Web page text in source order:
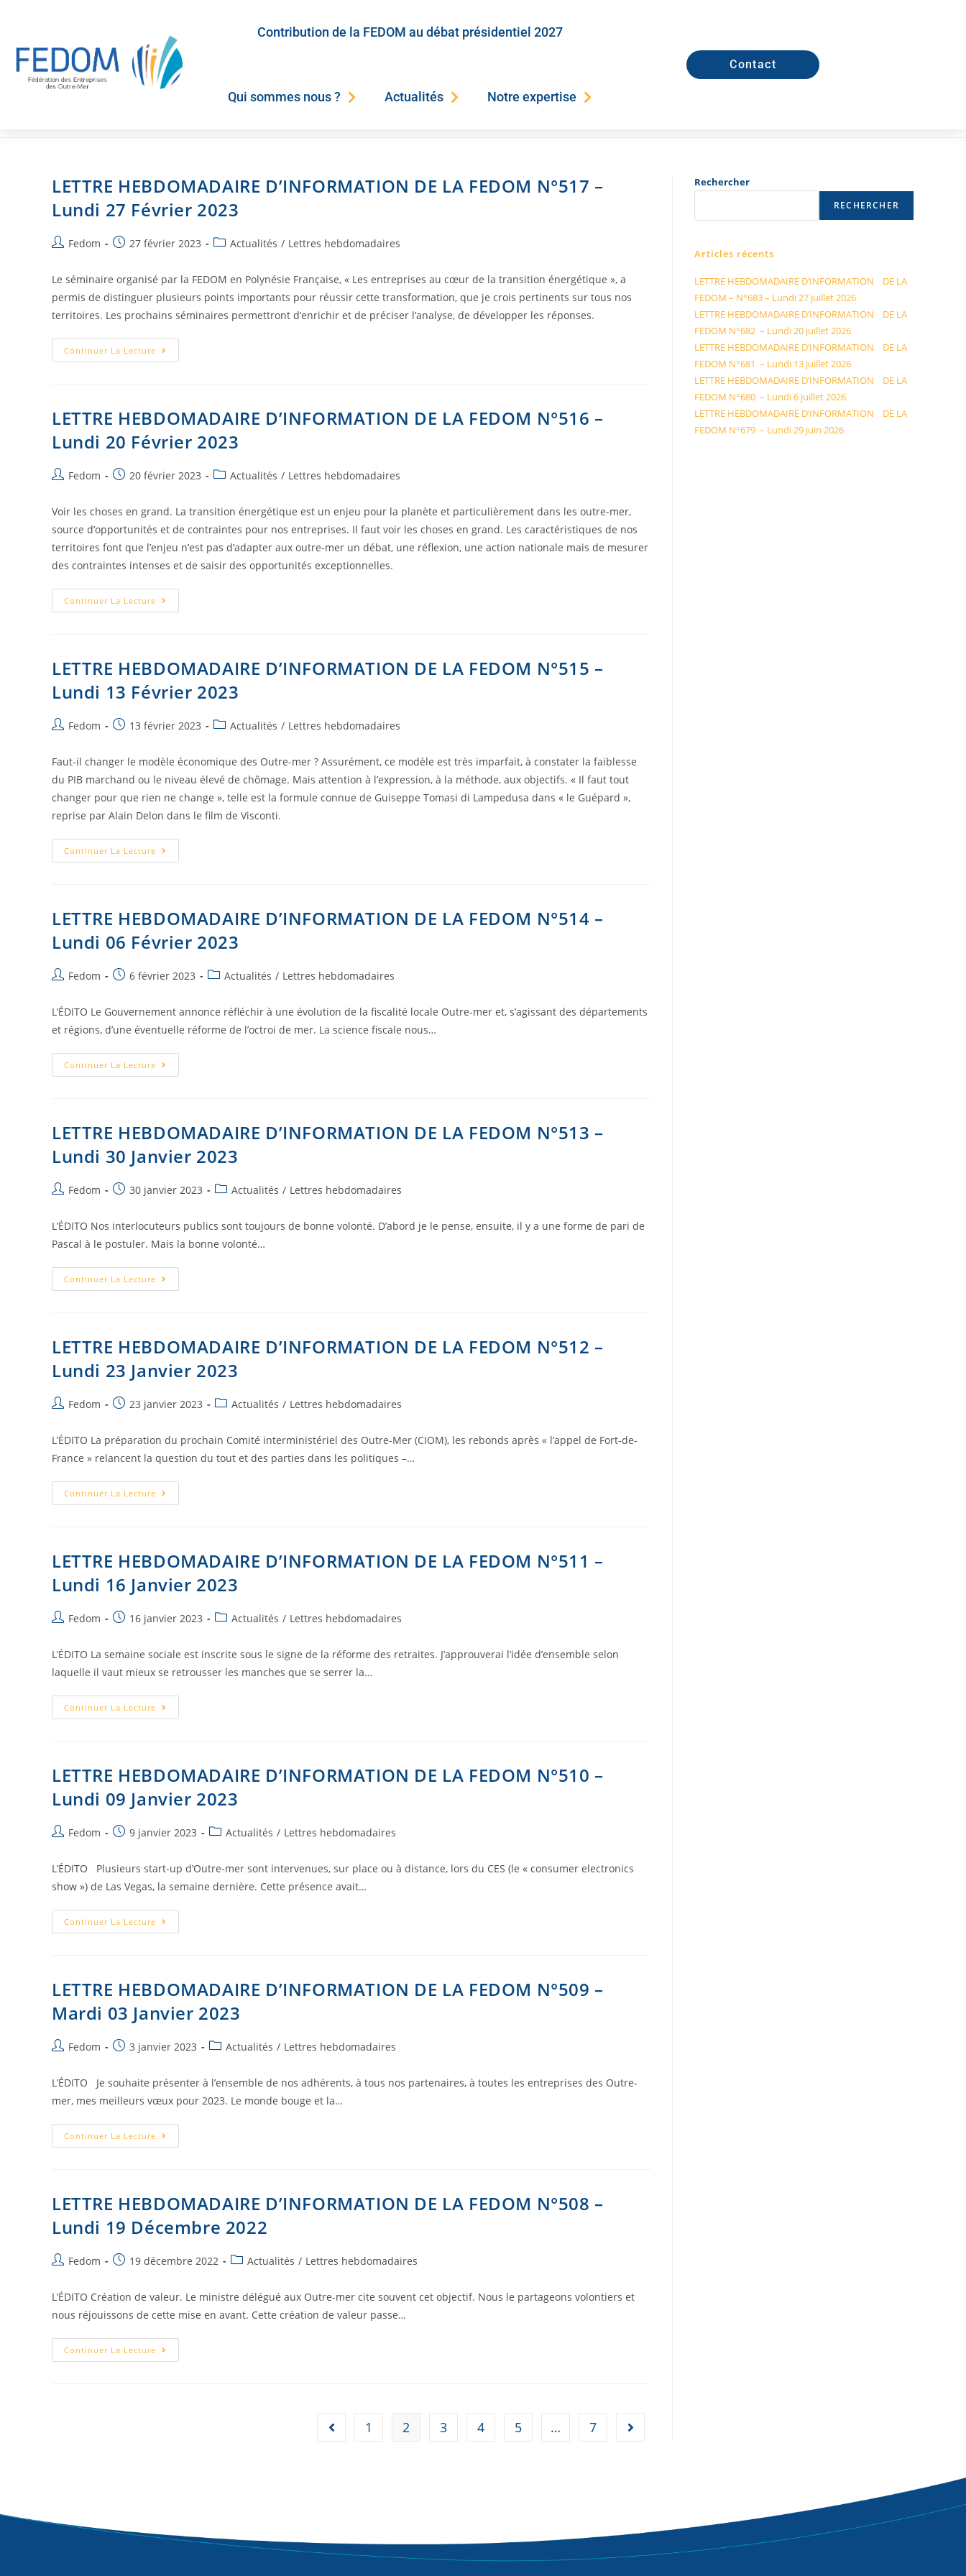
Contribution de la FEDOM au débat présidentiel 2027
Qui sommes nous ? Actualités Notre expertise
Contact
LETTRE HEBDOMADAIRE D’INFORMATION DE LA FEDOM N°517 –
Lundi 27 Février 2023
Fedom 27 février 2023 Actualités / Lettres hebdomadaires
Le séminaire organisé par la FEDOM en Polynésie Française, « Les entreprises au cœur de la transition énergétique », a
permis de distinguer plusieurs points importants pour réussir cette transformation, que je crois pertinents sur tous nos
territoires. Les prochains séminaires permettront d’enrichir et de préciser l’analyse, de développer les réponses.
Continuer La Lecture
LETTRE HEBDOMADAIRE D’INFORMATION DE LA FEDOM N°516 –
Lundi 20 Février 2023
Fedom 20 février 2023 Actualités / Lettres hebdomadaires
Voir les choses en grand. La transition énergétique est un enjeu pour la planète et particulièrement dans les outre-mer,
source d’opportunités et de contraintes pour nos entreprises. Il faut voir les choses en grand. Les caractéristiques de nos
territoires font que l’enjeu n’est pas d’adapter aux outre-mer un débat, une réflexion, une action nationale mais de mesurer
des contraintes intenses et de saisir des opportunités exceptionnelles.
Continuer La Lecture
LETTRE HEBDOMADAIRE D’INFORMATION DE LA FEDOM N°515 –
Lundi 13 Février 2023
Fedom 13 février 2023 Actualités / Lettres hebdomadaires
Faut-il changer le modèle économique des Outre-mer ? Assurément, ce modèle est très imparfait, à constater la faiblesse
du PIB marchand ou le niveau élevé de chômage. Mais attention à l’expression, à la méthode, aux objectifs. « Il faut tout
changer pour que rien ne change », telle est la formule connue de Guiseppe Tomasi di Lampedusa dans « le Guépard »,
reprise par Alain Delon dans le film de Visconti.
Continuer La Lecture
LETTRE HEBDOMADAIRE D’INFORMATION DE LA FEDOM N°514 –
Lundi 06 Février 2023
Fedom 6 février 2023 Actualités / Lettres hebdomadaires
L’ÉDITO Le Gouvernement annonce réfléchir à une évolution de la fiscalité locale Outre-mer et, s’agissant des départements
et régions, d’une éventuelle réforme de l’octroi de mer. La science fiscale nous…
Continuer La Lecture
LETTRE HEBDOMADAIRE D’INFORMATION DE LA FEDOM N°513 –
Lundi 30 Janvier 2023
Fedom 30 janvier 2023 Actualités / Lettres hebdomadaires
L’ÉDITO Nos interlocuteurs publics sont toujours de bonne volonté. D’abord je le pense, ensuite, il y a une forme de pari de
Pascal à le postuler. Mais la bonne volonté…
Continuer La Lecture
LETTRE HEBDOMADAIRE D’INFORMATION DE LA FEDOM N°512 –
Lundi 23 Janvier 2023
Fedom 23 janvier 2023 Actualités / Lettres hebdomadaires
L’ÉDITO La préparation du prochain Comité interministériel des Outre-Mer (CIOM), les rebonds après « l’appel de Fort-de-
France » relancent la question du tout et des parties dans les politiques –…
Continuer La Lecture
LETTRE HEBDOMADAIRE D’INFORMATION DE LA FEDOM N°511 –
Lundi 16 Janvier 2023
Fedom 16 janvier 2023 Actualités / Lettres hebdomadaires
L’ÉDITO La semaine sociale est inscrite sous le signe de la réforme des retraites. J’approuverai l’idée d’ensemble selon
laquelle il vaut mieux se retrousser les manches que se serrer la…
Continuer La Lecture
LETTRE HEBDOMADAIRE D’INFORMATION DE LA FEDOM N°510 –
Lundi 09 Janvier 2023
Fedom 9 janvier 2023 Actualités / Lettres hebdomadaires
L’ÉDITO Plusieurs start-up d’Outre-mer sont intervenues, sur place ou à distance, lors du CES (le « consumer electronics
show ») de Las Vegas, la semaine dernière. Cette présence avait…
Continuer La Lecture
LETTRE HEBDOMADAIRE D’INFORMATION DE LA FEDOM N°509 –
Mardi 03 Janvier 2023
Fedom 3 janvier 2023 Actualités / Lettres hebdomadaires
L’ÉDITO Je souhaite présenter à l’ensemble de nos adhérents, à tous nos partenaires, à toutes les entreprises des Outre-
mer, mes meilleurs vœux pour 2023. Le monde bouge et la…
Continuer La Lecture
LETTRE HEBDOMADAIRE D’INFORMATION DE LA FEDOM N°508 –
Lundi 19 Décembre 2022
Fedom 19 décembre 2022 Actualités / Lettres hebdomadaires
L’ÉDITO Création de valeur. Le ministre délégué aux Outre-mer cite souvent cet objectif. Nous le partageons volontiers et
nous réjouissons de cette mise en avant. Cette création de valeur passe…
Continuer La Lecture
1 2 3 4 5 … 7
Rechercher
RECHERCHER
Articles récents
LETTRE HEBDOMADAIRE D’INFORMATION DE LA
FEDOM – N°683 – Lundi 27 juillet 2026
LETTRE HEBDOMADAIRE D’INFORMATION DE LA
FEDOM N°682 – Lundi 20 juillet 2026
LETTRE HEBDOMADAIRE D’INFORMATION DE LA
FEDOM N°681 – Lundi 13 juillet 2026
LETTRE HEBDOMADAIRE D’INFORMATION DE LA
FEDOM N°680 – Lundi 6 juillet 2026
LETTRE HEBDOMADAIRE D’INFORMATION DE LA
FEDOM N°679 – Lundi 29 juin 2026